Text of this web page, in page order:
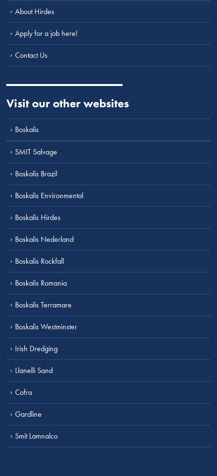
About Hirdes
Apply for a job here!
Contact Us
Visit our other websites
Boskalis
SMIT Salvage
Boskalis Brazil
Boskalis Environmental
Boskalis Hirdes
Boskalis Nederland
Boskalis Rockfall
Boskalis Romania
Boskalis Terramare
Boskalis Westminster
Irish Dredging
Llanelli Sand
Cofra
Gardline
Smit Lamnalco